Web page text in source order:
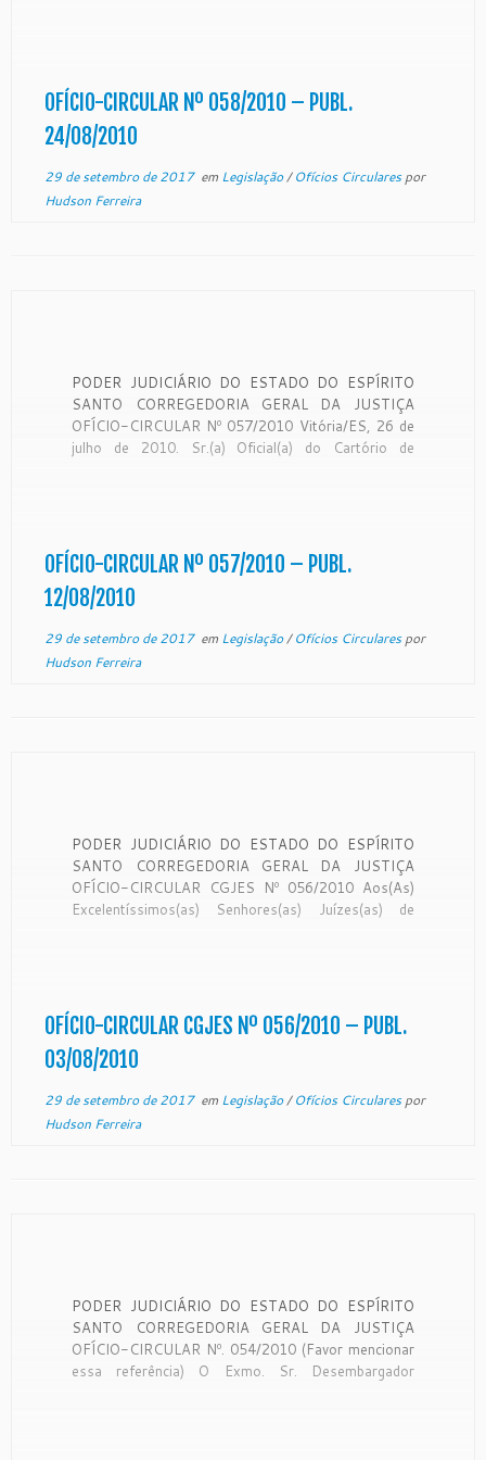
Excelentíssimo […]
OFÍCIO-CIRCULAR Nº 058/2010 – PUBL.
24/08/2010
29 de setembro de 2017em Legislação/Ofícios Circularespor
Hudson Ferreira
PODER JUDICIÁRIO DO ESTADO DO ESPÍRITO
SANTO CORREGEDORIA GERAL DA JUSTIÇA
OFÍCIO-CIRCULAR Nº 057/2010 Vitória/ES, 26 de
julho de 2010. Sr.(a) Oficial(a) do Cartório de
OFÍCIO-CIRCULAR Nº 057/2010 – PUBL.
12/08/2010
29 de setembro de 2017em Legislação/Ofícios Circularespor
Hudson Ferreira
PODER JUDICIÁRIO DO ESTADO DO ESPÍRITO
SANTO CORREGEDORIA GERAL DA JUSTIÇA
OFÍCIO-CIRCULAR CGJES Nº 056/2010 Aos(As)
Excelentíssimos(as) Senhores(as) Juízes(as) de
jurisdicionados, Na edição do Diário […]
OFÍCIO-CIRCULAR CGJES Nº 056/2010 – PUBL.
03/08/2010
29 de setembro de 2017em Legislação/Ofícios Circularespor
Hudson Ferreira
PODER JUDICIÁRIO DO ESTADO DO ESPÍRITO
SANTO CORREGEDORIA GERAL DA JUSTIÇA
OFÍCIO-CIRCULAR Nº. 054/2010 (Favor mencionar
essa referência) O Exmo. Sr. Desembargador